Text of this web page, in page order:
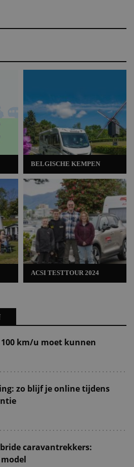
BELGISCHE KEMPEN
ACSI TESTTOUR 2024
km/u moet kunnen
zo blijf je online tijdens
caravantrekkers: